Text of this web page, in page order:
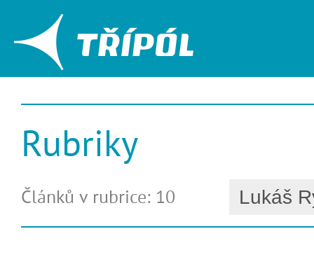
Rubriky
Článků v rubrice: 10